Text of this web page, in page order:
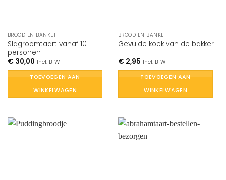
BROOD EN BANKET
Slagroomtaart vanaf 10
personen
€30,00 Incl. BTW
TOEVOEGEN AAN
WINKELWAGEN
BROOD EN BANKET
Gevulde koek van de bakker
€2,95 Incl. BTW
TOEVOEGEN AAN
WINKELWAGEN